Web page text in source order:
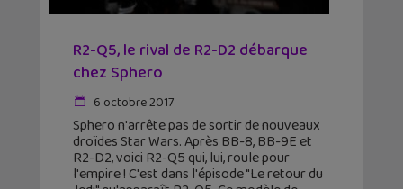
R2-Q5, le rival de R2-D2 débarque
chez Sphero
6 octobre 2017
Sphero n'arrête pas de sortir de nouveaux
droïdes Star Wars. Après BB-8, BB-9E et
R2-D2, voici R2-Q5 qui, lui, roule pour
l'empire ! C'est dans l'épisode "Le retour du